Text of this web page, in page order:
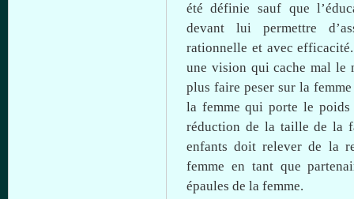
été définie sauf que
devant luipermettre
rationnelle et avec
une vision qui cache mal le
plus faire peser surla
la femme qui porte le
réduction de la taille de la
enfants doit relever de la
femme en tant que
épaules de la femme.